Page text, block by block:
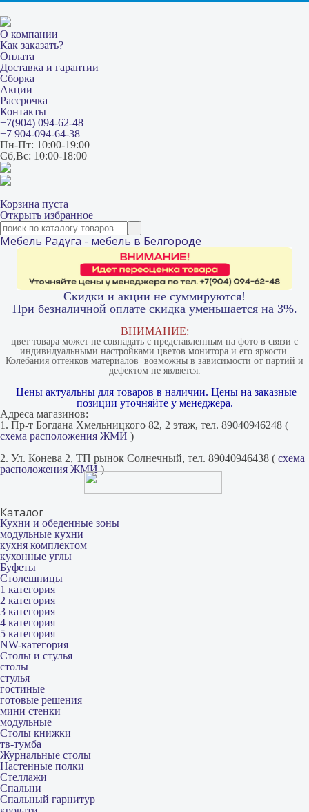
О компании
Как заказать?
Оплата
Доставка и гарантии
Сборка
Акции
Рассрочка
Контакты
+7(904) 094-62-48
+7 904-094-64-38
Пн-Пт: 10:00-19:00
Сб,Вс: 10:00-18:00
Корзина пуста
Открыть избранное
Мебель Радуга - мебель в Белгороде
Скидки и акции не суммируются!
При безналичной оплате скидка уменьшается на 3%.
ВНИМАНИЕ:
цвет товара может не совпадать с представленным на фото в связи с
индивидуальными настройками цветов монитора и его яркости.
Колебания оттенков материалов​ ​ возможны в зависимости от партий и
дефектом не является.
Цены актуальны для товаров в наличии. Цены на заказные
позиции уточняйте у менеджера.
Адреса магазинов:
1. Пр-т Богдана Хмельницкого 82, 2 этаж, тел. 89040946248 (
схема расположения ЖМИ )
2. Ул. Конева 2, ТП рынок Солнечный, тел. 89040946438 ( схема
расположения ЖМИ)
Каталог
Кухни и обеденные зоны
модульные кухни
кухня комплектом
кухонные углы
Буфеты
Столешницы
1 категория
2 категория
3 категория
4 категория
5 категория
NW-категория
Столы и стулья
столы
стулья
гостиные
готовые решения
мини стенки
модульные
Столы книжки
тв-тумба
Журнальные столы
Настенные полки
Стеллажи
Спальни
Спальный гарнитур